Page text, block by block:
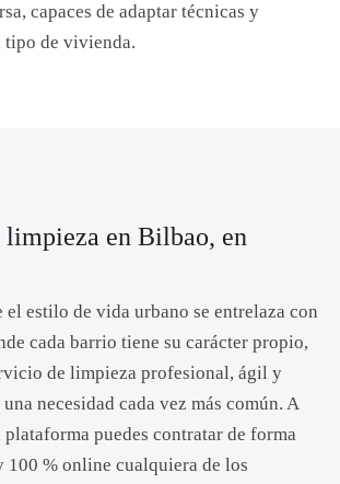
capaces de adaptar técnicas y
tipo de vivienda.
limpieza en Bilbao, en
el estilo de vida urbano se entrelaza con
cada barrio tiene su carácter propio,
de limpieza profesional, ágil y
necesidad cada vez más común. A
plataforma puedes contratar de forma
100 % online cualquiera de los